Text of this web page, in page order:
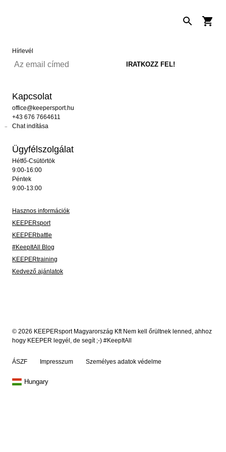
Hírlevél
Kapcsolat
office@keepersport.hu
+43 676 7664611
Chat indítása
Ügyfélszolgálat
Hétfő-Csütörtök
9:00-16:00
Péntek
9:00-13:00
Hasznos információk
KEEPERsport
KEEPERbattle
#KeepItAll Blog
KEEPERtraining
Kedvező ajánlatok
© 2026 KEEPERsport Magyarország Kft Nem kell őrültnek lenned, ahhoz
hogy KEEPER legyél, de segít ;-) #KeepItAll
ÁSZF Impresszum Személyes adatok védelme
Hungary